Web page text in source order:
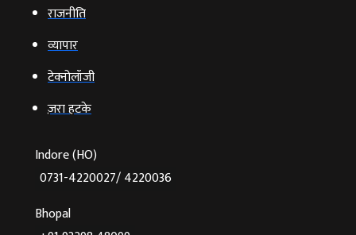
राजनीति
व्‍यापार
टेक्‍नोलॉजी
ज़रा हटके
Indore (HO)
0731-4220027/ 4220036
Bhopal